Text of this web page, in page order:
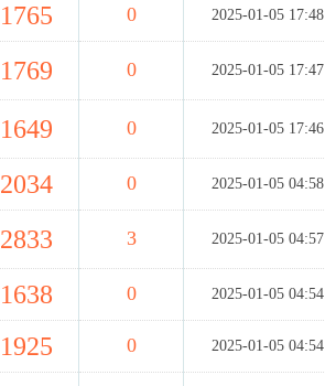
1765 0 2025-01-05 17:48
1769 0 2025-01-05 17:47
1649 0 2025-01-05 17:46
2034 0 2025-01-05 04:58
2833 3 2025-01-05 04:57
1638 0 2025-01-05 04:54
1925 0 2025-01-05 04:54